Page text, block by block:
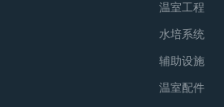
温室工程
水培系统
辅助设施
温室配件